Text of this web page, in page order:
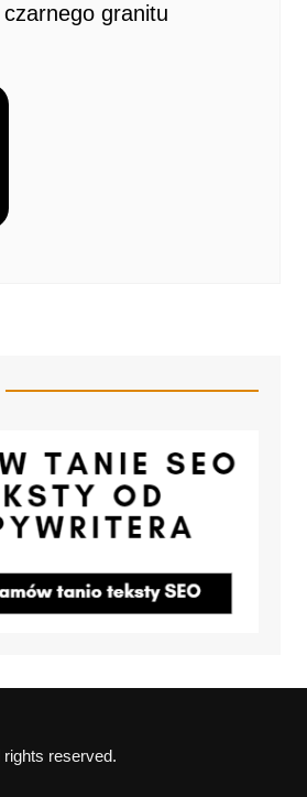
granitu
reserved.